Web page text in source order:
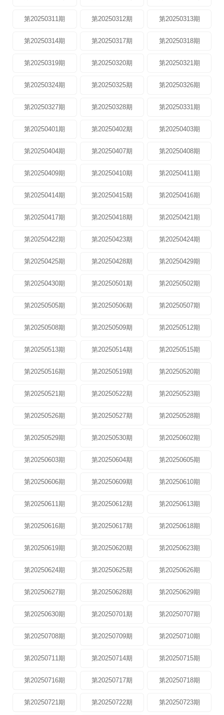
第20250311期 第20250312期 第20250313期
第20250314期 第20250317期 第20250318期
第20250319期 第20250320期 第20250321期
第20250324期 第20250325期 第20250326期
第20250327期 第20250328期 第20250331期
第20250401期 第20250402期 第20250403期
第20250404期 第20250407期 第20250408期
第20250409期 第20250410期 第20250411期
第20250414期 第20250415期 第20250416期
第20250417期 第20250418期 第20250421期
第20250422期 第20250423期 第20250424期
第20250425期 第20250428期 第20250429期
第20250430期 第20250501期 第20250502期
第20250505期 第20250506期 第20250507期
第20250508期 第20250509期 第20250512期
第20250513期 第20250514期 第20250515期
第20250516期 第20250519期 第20250520期
第20250521期 第20250522期 第20250523期
第20250526期 第20250527期 第20250528期
第20250529期 第20250530期 第20250602期
第20250603期 第20250604期 第20250605期
第20250606期 第20250609期 第20250610期
第20250611期 第20250612期 第20250613期
第20250616期 第20250617期 第20250618期
第20250619期 第20250620期 第20250623期
第20250624期 第20250625期 第20250626期
第20250627期 第20250628期 第20250629期
第20250630期 第20250701期 第20250707期
第20250708期 第20250709期 第20250710期
第20250711期 第20250714期 第20250715期
第20250716期 第20250717期 第20250718期
第20250721期 第20250722期 第20250723期